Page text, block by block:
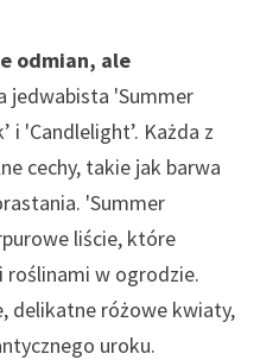
odmian, ale
jedwabista 'Summer
i 'Candlelight’. Każda z
cechy, takie jak barwa
'Summer
liście, które
w ogrodzie.
delikatne różowe kwiaty,
uroku.